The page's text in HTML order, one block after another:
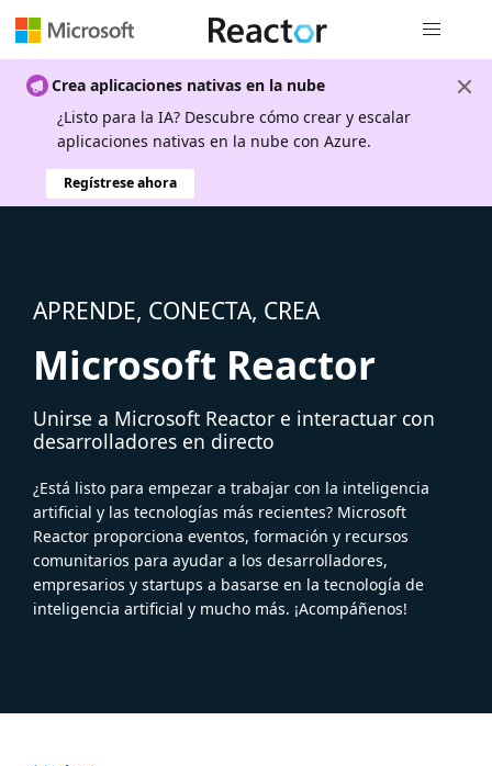
Crea aplicaciones nativas en la nube
¿Listo para la IA? Descubre cómo crear y escalar
aplicaciones nativas en la nube con Azure.
Regístrese ahora
APRENDE, CONECTA, CREA
Microsoft Reactor
Unirse a Microsoft Reactor e interactuar con
desarrolladores en directo
¿Está listo para empezar a trabajar con la inteligencia
artificial y las tecnologías más recientes? Microsoft
Reactor proporciona eventos, formación y recursos
comunitarios para ayudar a los desarrolladores,
empresarios y startups a basarse en la tecnología de
inteligencia artificial y mucho más. ¡Acompáñenos!